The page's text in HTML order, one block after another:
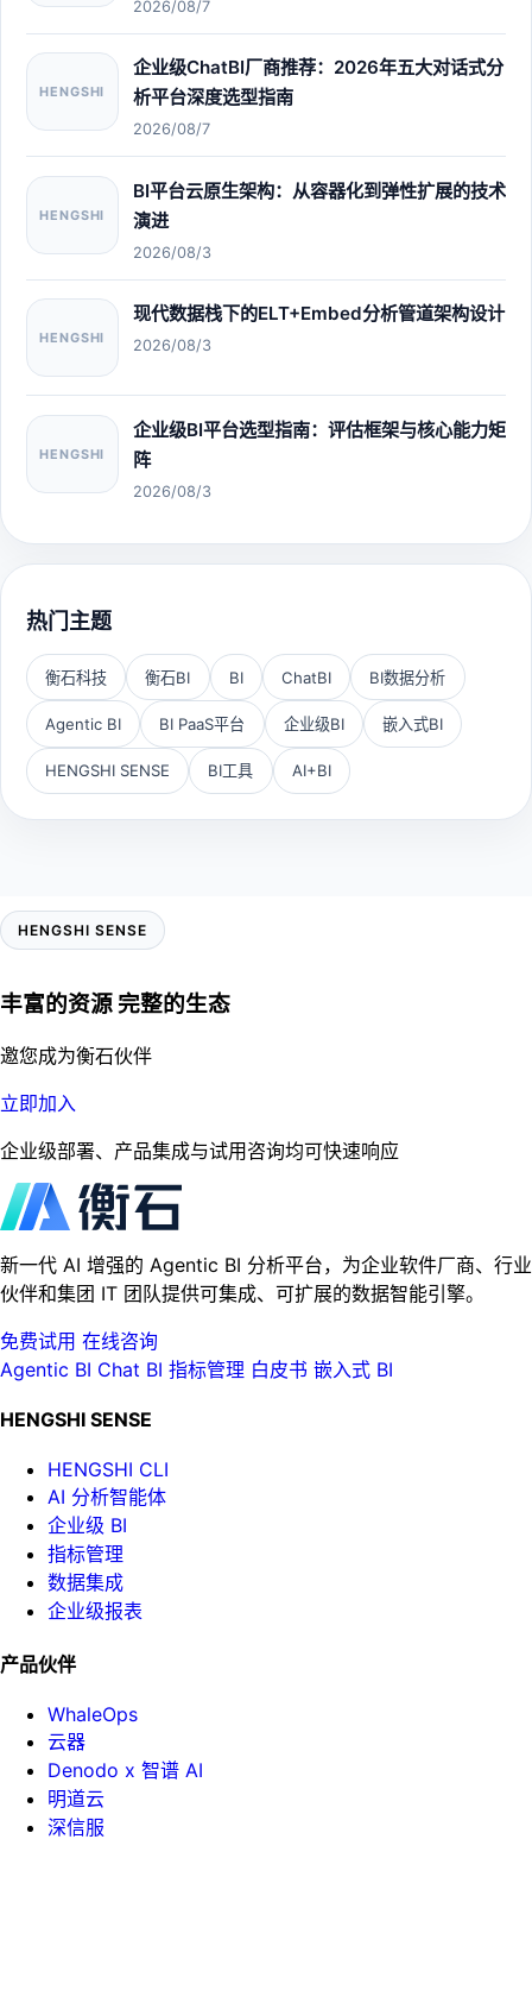
2026/08/7
HENGSHI
企业级ChatBI厂商推荐：2026年五大对话式分
析平台深度选型指南
2026/08/7
HENGSHI
BI平台云原生架构：从容器化到弹性扩展的技术
演进
2026/08/3
HENGSHI
现代数据栈下的ELT+Embed分析管道架构设计
2026/08/3
HENGSHI
企业级BI平台选型指南：评估框架与核心能力矩
阵
2026/08/3
热门主题
衡石科技 衡石BI BI ChatBI BI数据分析
Agentic BI BI PaaS平台 企业级BI 嵌入式BI
HENGSHI SENSE BI工具 AI+BI
HENGSHI SENSE
丰富的资源 完整的生态
邀您成为衡石伙伴
立即加入
企业级部署、产品集成与试用咨询均可快速响应
新一代 AI 增强的 Agentic BI 分析平台，为企业软件厂商、行业
伙伴和集团 IT 团队提供可集成、可扩展的数据智能引擎。
免费试用 在线咨询
Agentic BI Chat BI 指标管理 白皮书 嵌入式 BI
HENGSHI SENSE
HENGSHI CLI
AI 分析智能体
企业级 BI
指标管理
数据集成
企业级报表
产品伙伴
WhaleOps
云器
Denodo x 智谱 AI
明道云
深信服